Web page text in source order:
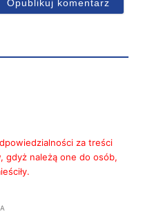
za treści
gdyż należą one do osób,